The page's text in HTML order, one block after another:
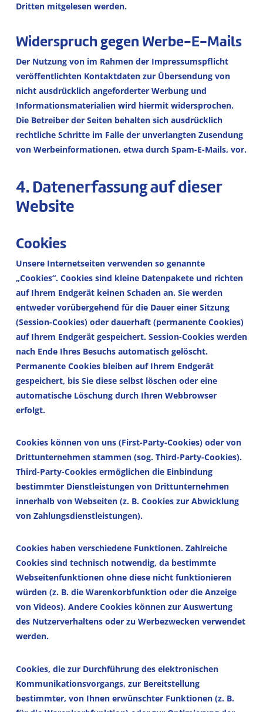
Dritten mitgelesen werden.
Widerspruch gegen Werbe-E-Mails
Der Nutzung von im Rahmen der Impressumspflicht
veröffentlichten Kontaktdaten zur Übersendung von
nicht ausdrücklich angeforderter Werbung und
Informationsmaterialien wird hiermit widersprochen.
Die Betreiber der Seiten behalten sich ausdrücklich
rechtliche Schritte im Falle der unverlangten Zusendung
von Werbeinformationen, etwa durch Spam-E-Mails, vor.
4. Datenerfassung auf dieser
Website
Cookies
Unsere Internetseiten verwenden so genannte
„Cookies“. Cookies sind kleine Datenpakete und richten
auf Ihrem Endgerät keinen Schaden an. Sie werden
entweder vorübergehend für die Dauer einer Sitzung
(Session-Cookies) oder dauerhaft (permanente Cookies)
auf Ihrem Endgerät gespeichert. Session-Cookies werden
nach Ende Ihres Besuchs automatisch gelöscht.
Permanente Cookies bleiben auf Ihrem Endgerät
gespeichert, bis Sie diese selbst löschen oder eine
automatische Löschung durch Ihren Webbrowser
erfolgt.
Cookies können von uns (First-Party-Cookies) oder von
Drittunternehmen stammen (sog. Third-Party-Cookies).
Third-Party-Cookies ermöglichen die Einbindung
bestimmter Dienstleistungen von Drittunternehmen
innerhalb von Webseiten (z. B. Cookies zur Abwicklung
von Zahlungsdienstleistungen).
Cookies haben verschiedene Funktionen. Zahlreiche
Cookies sind technisch notwendig, da bestimmte
Webseitenfunktionen ohne diese nicht funktionieren
würden (z. B. die Warenkorbfunktion oder die Anzeige
von Videos). Andere Cookies können zur Auswertung
des Nutzerverhaltens oder zu Werbezwecken verwendet
werden.
Cookies, die zur Durchführung des elektronischen
Kommunikationsvorgangs, zur Bereitstellung
bestimmter, von Ihnen erwünschter Funktionen (z. B.